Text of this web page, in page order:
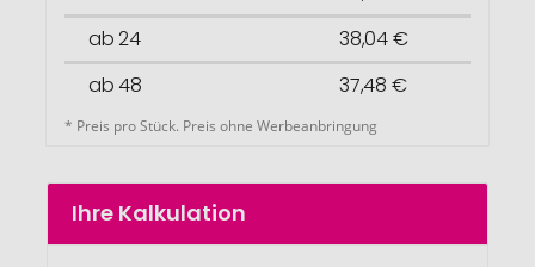
ab 24
38,04 €
ab 48
37,48 €
* Preis pro Stück. Preis ohne Werbeanbringung
Ihre Kalkulation